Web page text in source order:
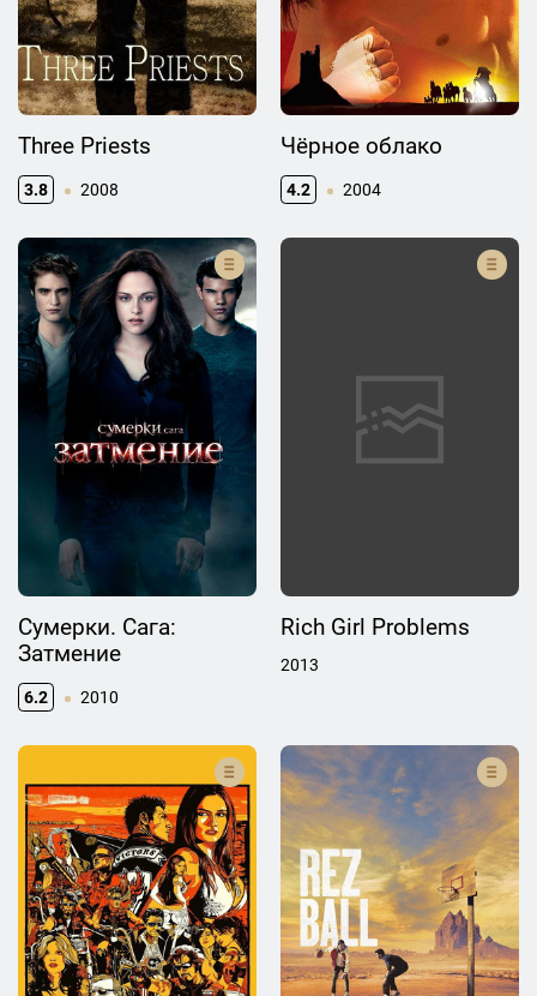
Three Priests
3.8 2008
Чёрное облако
4.2 2004
Сумерки. Сага:
Затмение
6.2 2010
Rich Girl Problems
2013